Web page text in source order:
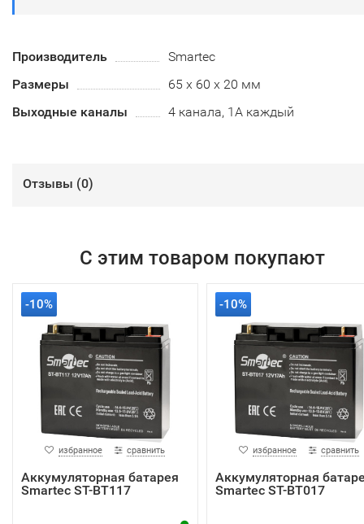
Производитель
Smartec
Размеры
65 х 60 х 20 мм
Выходные каналы
4 канала, 1А каждый
Отзывы (0)
С этим товаром покупают
-10%
избранное сравнить
Аккумуляторная батарея
Smartec ST-BT117
-10%
избранное сравнить
Аккумуляторная
Smartec ST-BT017